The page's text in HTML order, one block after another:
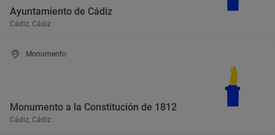
Ayuntamiento de Cádiz
Cádiz, Cádiz
Monumento
Monumento a la Constitución de 1812
Cádiz, Cádiz